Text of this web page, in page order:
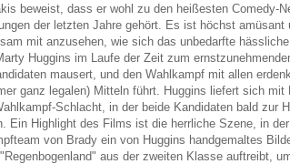
beweist, dass er wohl zu den heißesten Comedy-
der letzten Jahre gehört. Es ist höchst amüsant
mit anzusehen, wie sich das unbedarfte
Huggins im Laufe der Zeit zum
mausert, und den Wahlkampf mit allen
ganz legalen) Mitteln führt. Huggins liefert sich mit
Schlacht, in der beide Kandidaten bald zur
Ein Highlight des Films ist die herrliche Szene, in
von Brady ein von Huggins handgemaltes
aus der zweiten Klasse auftreibt,